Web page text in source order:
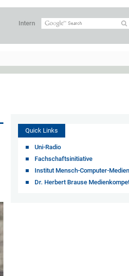
Intern
Quick Links
Uni-Radio
Fachschaftsinitiative
Institut Mensch-Computer-Medien
Dr. Herbert Brause